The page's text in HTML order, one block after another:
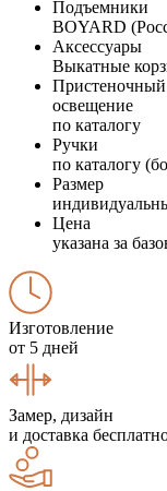
Подъемники
BOYARD
Аксессуары
Выкатные
Пристеночный
освещение
по каталогу
Ручки
по каталогу
Размер
Цена
указана за
Изготовление
от 5 дней
Замер, дизайн
и доставка